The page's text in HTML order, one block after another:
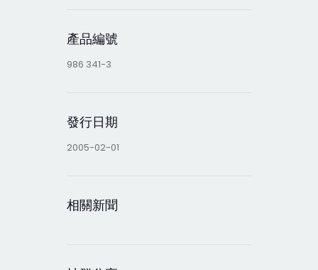
產品編號
986 341-3
發行日期
2005-02-01
相關新聞